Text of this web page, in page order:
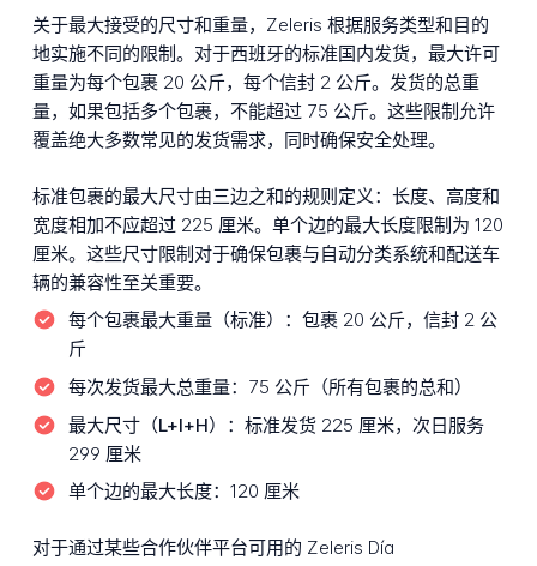
关于最大接受的尺寸和重量，Zeleris 根据服务类型和目的
地实施不同的限制。对于西班牙的标准国内发货，最大许可
重量为每个包裹 20 公斤，每个信封 2 公斤。发货的总重
量，如果包括多个包裹，不能超过 75 公斤。这些限制允许
覆盖绝大多数常见的发货需求，同时确保安全处理。
标准包裹的最大尺寸由三边之和的规则定义：长度、高度和
宽度相加不应超过 225 厘米。单个边的最大长度限制为 120
厘米。这些尺寸限制对于确保包裹与自动分类系统和配送车
辆的兼容性至关重要。
每个包裹最大重量（标准）： 包裹 20 公斤，信封 2 公
斤
每次发货最大总重量： 75 公斤（所有包裹的总和）
最大尺寸（L+l+H）： 标准发货 225 厘米，次日服务
299 厘米
单个边的最大长度： 120 厘米
对于通过某些合作伙伴平台可用的 Zeleris Día